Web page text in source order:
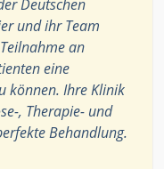
Deutschen
und ihr Team
an
eine
können. Ihre Klinik
, Therapie- und
Behandlung.